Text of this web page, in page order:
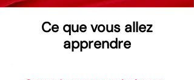
Ce que vous allez
apprendre